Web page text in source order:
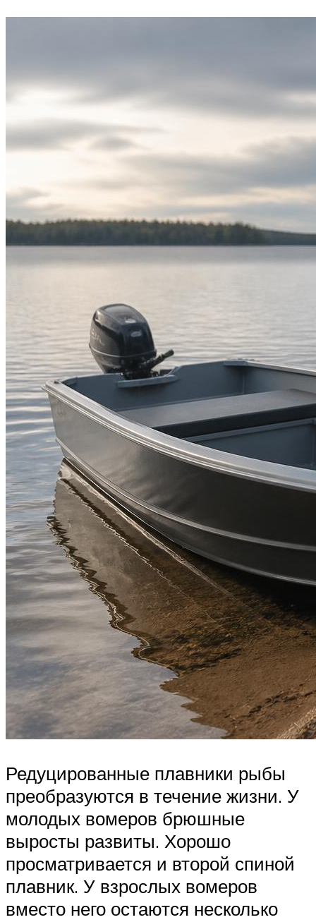
Редуцированные плавники рыбы
преобразуются в течение жизни. У
молодых вомеров брюшные
выросты развиты. Хорошо
просматривается и второй спиной
плавник. У взрослых вомеров
вместо него остаются несколько